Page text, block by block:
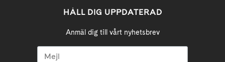
HÅLL DIG UPPDATERAD
Anmäl dig till vårt nyhetsbrev